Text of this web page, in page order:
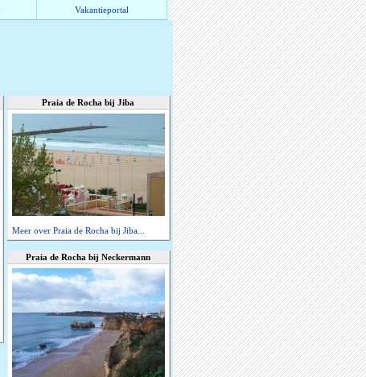
Vakantieportal
Praia de Rocha bij Jiba
Meer over Praia de Rocha bij Jiba...
Praia de Rocha bij Neckermann